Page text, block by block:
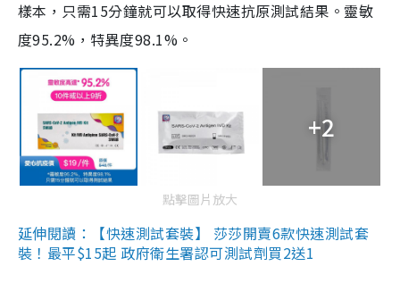
樣本，只需15分鐘就可以取得快速抗原測試結果。靈敏
度95.2%，特異度98.1%。
+2
點擊圖片放大
延伸閱讀：【快速測試套裝】 莎莎開賣6款快速測試套
裝！最平$15起 政府衛生署認可測試劑買2送1